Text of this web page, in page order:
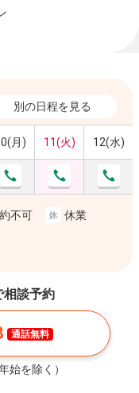
別の日程を見る
月) 11(火) 12(水)
不可 休業
相談予約
通話無料
始を除く）